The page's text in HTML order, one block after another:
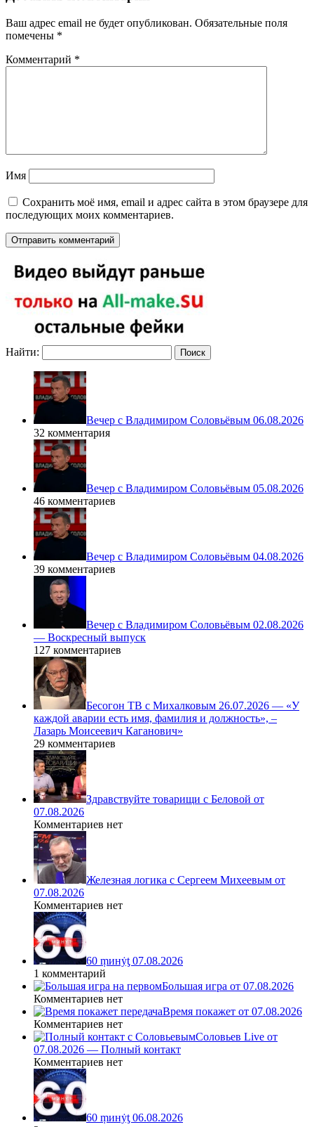
Ваш адрес email не будет опубликован. Обязательные поля
помечены *
Комментарий *
Имя
Сохранить моё имя, email и адрес сайта в этом браузере для
последующих моих комментариев.
Найти:
Вечер с Владимиром Соловьёвым 06.08.2026
32 комментария
Вечер с Владимиром Соловьёвым 05.08.2026
46 комментариев
Вечер с Владимиром Соловьёвым 04.08.2026
39 комментариев
Вечер с Владимиром Соловьёвым 02.08.2026
— Воскресный выпуск
127 комментариев
Бесогон ТВ с Михалковым 26.07.2026 — «У
каждой аварии есть имя, фамилия и должность», –
Лазарь Моисеевич Каганович»
29 комментариев
Здравствуйте товарищи с Беловой от
07.08.2026
Комментариев нет
Железная логика с Сергеем Михеевым от
07.08.2026
Комментариев нет
60 ṃинẏƫ 07.08.2026
1 комментарий
Большая игра от 07.08.2026
Комментариев нет
Время покажет от 07.08.2026
Комментариев нет
Соловьев Live от
07.08.2026 — Полный контакт
Комментариев нет
60 ṃинẏƫ 06.08.2026